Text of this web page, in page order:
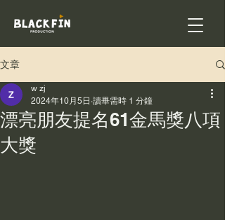
文章
漂亮朋友提名61金馬獎八項
大獎
w zj
2024年10月5日 讀畢需時 1 分鐘